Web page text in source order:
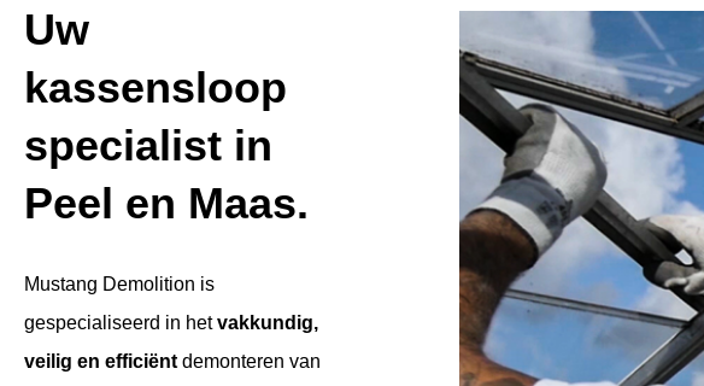
Uw
kassensloop
specialist in
Peel en Maas.
Mustang Demolition is
gespecialiseerd in hetvakkundig,
veilig en efficiënt demonteren van